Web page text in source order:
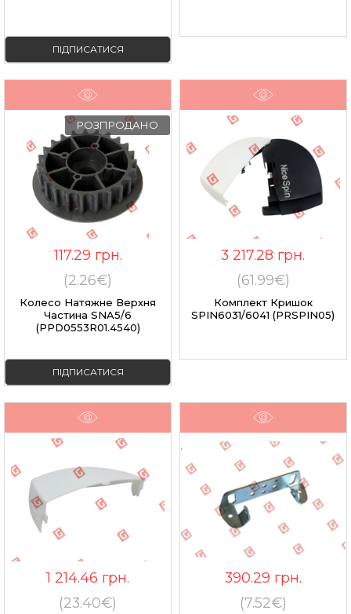
ПІДПИСАТИСЯ
РОЗПРОДАНО
117.29 грн.
(2.26€)
Колесо Натяжне Верхня
Частина SNA5/6
(PPD0553R01.4540)
ПІДПИСАТИСЯ
3 217.28 грн.
(61.99€)
Комплект Кришок
SPIN6031/6041 (PRSPIN05)
1 214.46 грн.
(23.40€)
390.29 грн.
(7.52€)